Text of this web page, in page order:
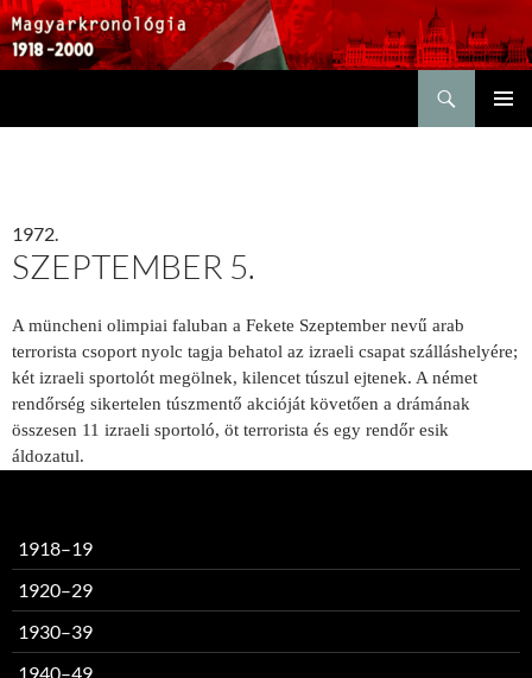
1972.
SZEPTEMBER 5.
A müncheni olimpiai faluban a Fekete Szeptember nevű arab
terrorista csoport nyolc tagja behatol az izraeli csapat szálláshelyére;
két izraeli sportolót megölnek, kilencet túszul ejtenek. A német
rendőrség sikertelen túszmentő akcióját követően a drámának
összesen 11 izraeli sportoló, öt terrorista és egy rendőr esik
áldozatul.
1918–19
1920–29
1930–39
1940–49